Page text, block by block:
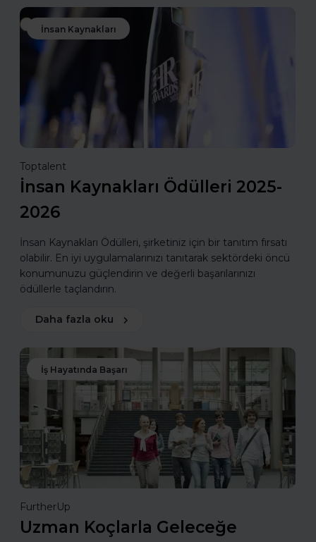
İnsan Kaynakları
Toptalent
İnsan Kaynakları Ödülleri 2025-
2026
İnsan Kaynakları Ödülleri, şirketiniz için bir tanıtım fırsatı
olabilir. En iyi uygulamalarınızı tanıtarak sektördeki öncü
konumunuzu güçlendirin ve değerli başarılarınızı
ödüllerle taçlandırın.
Daha fazla oku
İş Hayatında Başarı
FurtherUp
Uzman Koçlarla Geleceğe